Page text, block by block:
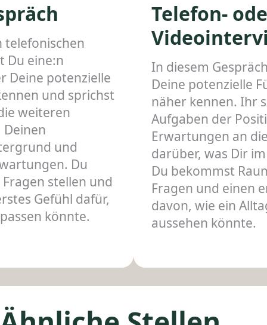
telefonischen
Du eine:n
Deine potenzielle
und sprichst
weiteren
Deinen
und
Du
stellen und
Gefühl dafür,
könnte.
Telefon-
In diesem
Deine potenzielle
näher kennen. Ihr
Aufgaben der
Erwartungen an
darüber, was Dir
Du bekommst
Fragen und einen
davon, wie ein
aussehen könnte.